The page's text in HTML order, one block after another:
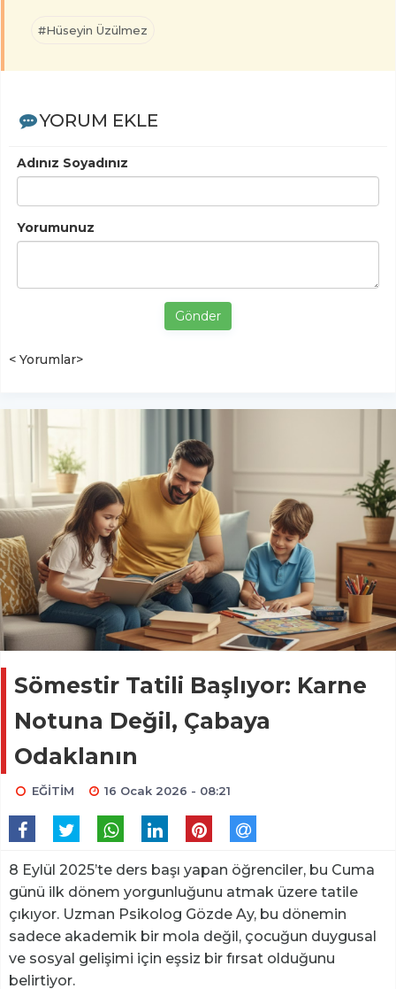
#Hüseyin Üzülmez
YORUM EKLE
Adınız Soyadınız
Yorumunuz
Gönder
< Yorumlar>
Sömestir Tatili Başlıyor: Karne
Notuna Değil, Çabaya
Odaklanın
EĞİTİM 16 Ocak 2026 - 08:21
8 Eylül 2025’te ders başı yapan öğrenciler, bu Cuma
günü ilk dönem yorgunluğunu atmak üzere tatile
çıkıyor. Uzman Psikolog Gözde Ay, bu dönemin
sadece akademik bir mola değil, çocuğun duygusal
ve sosyal gelişimi için eşsiz bir fırsat olduğunu
belirtiyor.